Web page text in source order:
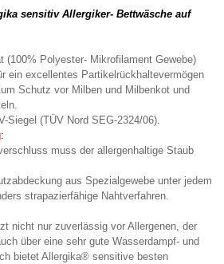
sensitiv Allergiker- Bettwäsche auf
(100% Polyester- Mikrofilament Gewebe)
ein excellentes Partikelrückhaltevermögen
Schutz vor Milben und Milbenkot und
Siegel (TÜV Nord SEG-2324/06).
muss der allergenhaltige Staub
aus Spezialgewebe unter jedem
strapazierfähige Nahtverfahren.
nicht nur zuverlässig vor Allergenen, der
über eine sehr gute Wasserdampf- und
bietet Allergika® sensitive besten